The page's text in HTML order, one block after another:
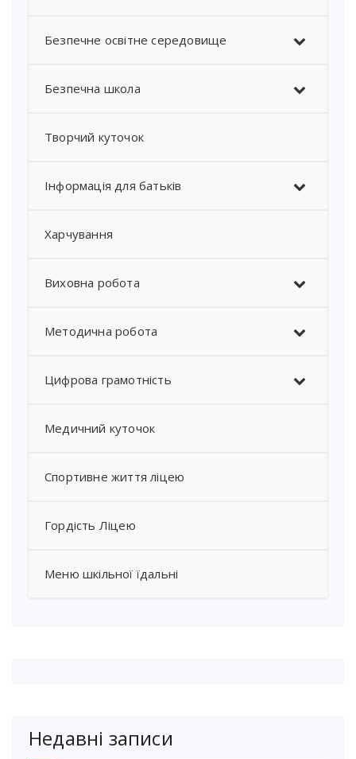
Безпечне освітне середовище
Безпечна школа
Творчий куточок
Інформація для батьків
Харчування
Виховна робота
Методична робота
Цифрова грамотність
Медичний куточок
Спортивне життя ліцею
Гордість Ліцею
Меню шкільної їдальні
Недавні записи